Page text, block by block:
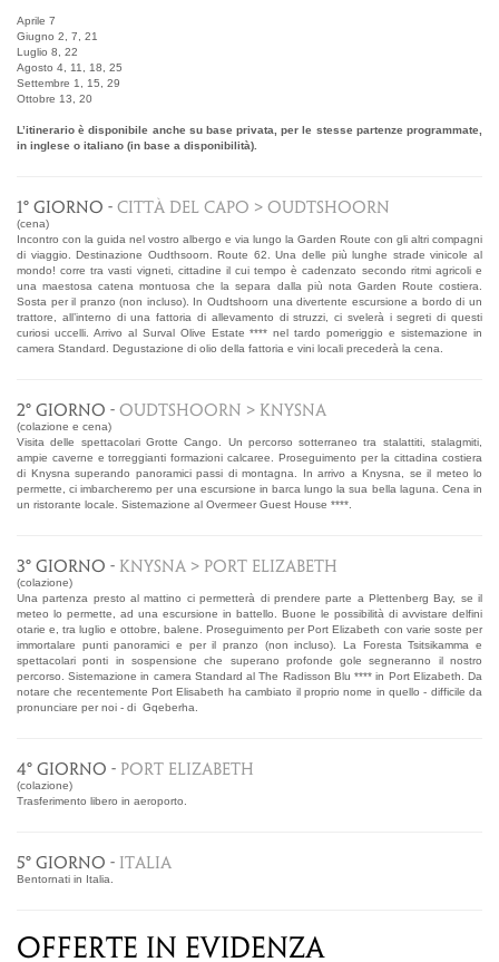
Aprile 7
Giugno 2, 7, 21
Luglio 8, 22
Agosto 4, 11, 18, 25
Settembre 1, 15, 29
Ottobre 13, 20
L’itinerario è disponibile anche su base privata, per le stesse partenze programmate,
in inglese o italiano (in base a disponibilità).
1° GIORNO - CITTÀ DEL CAPO > OUDTSHOORN
(cena)
Incontro con la guida nel vostro albergo e via lungo la Garden Route con gli altri compagni
di viaggio. Destinazione Oudthsoorn. Route 62. Una delle più lunghe strade vinicole al
mondo! corre tra vasti vigneti, cittadine il cui tempo è cadenzato secondo ritmi agricoli e
una maestosa catena montuosa che la separa dalla più nota Garden Route costiera.
Sosta per il pranzo (non incluso). In Oudtshoorn una divertente escursione a bordo di un
trattore, all’interno di una fattoria di allevamento di struzzi, ci svelerà i segreti di questi
curiosi uccelli. Arrivo al Surval Olive Estate **** nel tardo pomeriggio e sistemazione in
camera Standard. Degustazione di olio della fattoria e vini locali precederà la cena.
2° GIORNO - OUDTSHOORN > KNYSNA
(colazione e cena)
Visita delle spettacolari Grotte Cango. Un percorso sotterraneo tra stalattiti, stalagmiti,
ampie caverne e torreggianti formazioni calcaree. Proseguimento per la cittadina costiera
di Knysna superando panoramici passi di montagna. In arrivo a Knysna, se il meteo lo
permette, ci imbarcheremo per una escursione in barca lungo la sua bella laguna. Cena in
un ristorante locale. Sistemazione al Overmeer Guest House ****.
3° GIORNO - KNYSNA > PORT ELIZABETH
(colazione)
Una partenza presto al mattino ci permetterà di prendere parte a Plettenberg Bay, se il
meteo lo permette, ad una escursione in battello. Buone le possibilità di avvistare delfini
otarie e, tra luglio e ottobre, balene. Proseguimento per Port Elizabeth con varie soste per
immortalare punti panoramici e per il pranzo (non incluso). La Foresta Tsitsikamma e
spettacolari ponti in sospensione che superano profonde gole segneranno il nostro
percorso. Sistemazione in camera Standard al The Radisson Blu **** in Port Elizabeth. Da
notare che recentemente Port Elisabeth ha cambiato il proprio nome in quello - difficile da
pronunciare per noi - di Gqeberha.
4° GIORNO - PORT ELIZABETH
(colazione)
Trasferimento libero in aeroporto.
5° GIORNO - ITALIA
Bentornati in Italia.
OFFERTE IN EVIDENZA